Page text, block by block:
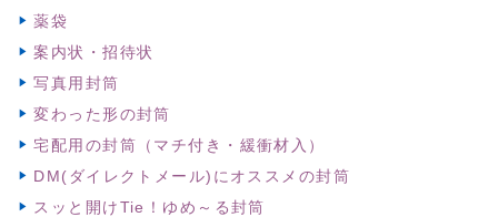
薬袋
案内状・招待状
写真用封筒
変わった形の封筒
宅配用の封筒（マチ付き・緩衝材入）
DM(ダイレクトメール)にオススメの封筒
スッと開けTie！ゆめ～る封筒